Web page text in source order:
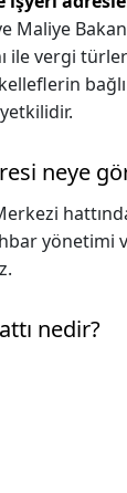
Maliye
ile vergi
neye
yönetimi
nedir?